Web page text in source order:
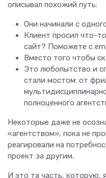
описывал похожий путь:
Они начинали с
Клиент просил что-
сайт? Поможете с
Вместо того чтобы
Это любопытство и
стали мостом: от
полноценного
Некоторые даже не
«агентством», пока не
реагировали на
проект за другим.
И это та часть, которую,